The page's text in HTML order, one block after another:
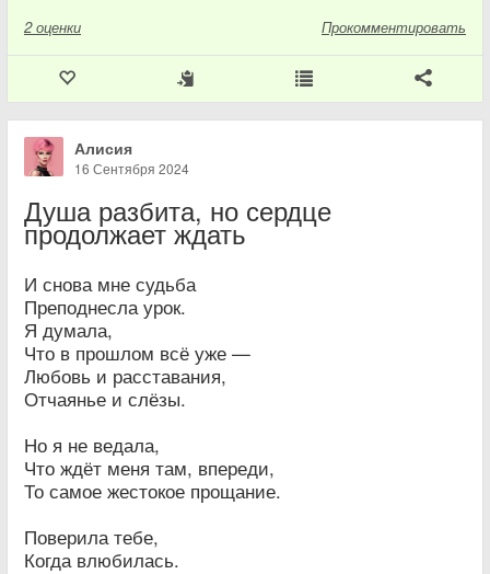
2 оценки Прокомментировать
Алисия
16 Сентября 2024
Душа разбита, но сердце
продолжает ждать
И снова мне судьба
Преподнесла урок.
Я думала,
Что в прошлом всё уже —
Любовь и расставания,
Отчаянье и слёзы.
Но я не ведала,
Что ждёт меня там, впереди,
То самое жестокое прощание.
Поверила тебе,
Когда влюбилась.